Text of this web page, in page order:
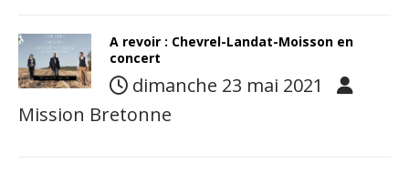
A revoir : Chevrel-Landat-Moisson en
concert
dimanche 23 mai 2021
Mission Bretonne